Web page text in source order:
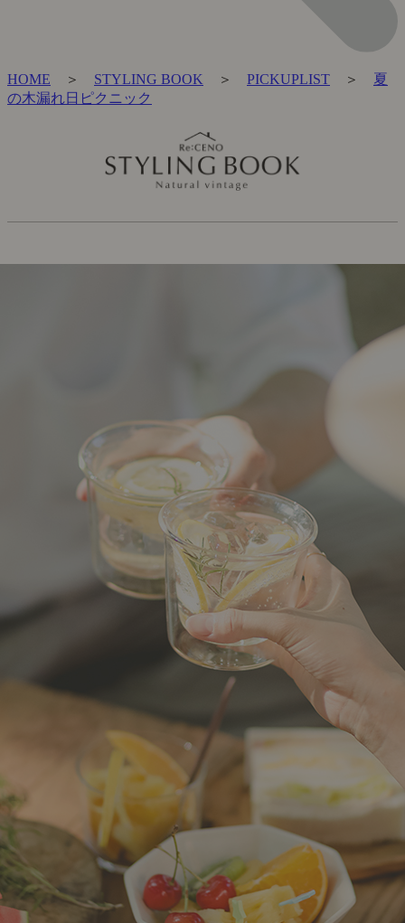
HOME ＞ STYLING BOOK ＞ PICKUPLIST ＞ 夏
の木漏れ日ピクニック